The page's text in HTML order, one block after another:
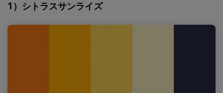
1）シトラスサンライズ